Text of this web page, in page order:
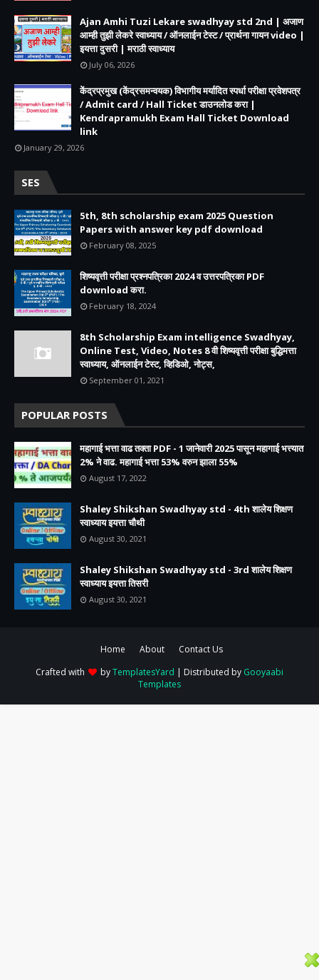
Ajan Amhi Tuzi Lekare swadhyay std 2nd | अजाण
आम्ही तुझी लेकरे स्वाध्याय / ऑनलाईन टेस्ट / प्रार्थना गायन video |
इयत्ता दुसरी | मराठी स्वाध्याय
July 06, 2026
केंद्रप्रमुख (केंद्रसमन्वयक) विभागीय मर्यादित स्पर्धा परीक्षा प्रवेशपत्र
/ Admit card / Hall Ticket डाउनलोड करा |
Kendrapramukh Exam Hall Ticket Download
link
January 29, 2026
SES
5th, 8th scholarship exam 2025 Question
Papers with answer key pdf download
February 08, 2025
शिष्यवृत्ती परीक्षा प्रश्नपत्रिका 2024 व उत्तरपत्रिका PDF
download करा.
February 18, 2024
8th Scholarship Exam intelligence Swadhyay,
Online Test, Video, Notes 8 वी शिष्यवृत्ती परीक्षा बुद्धिमत्ता
स्वाध्याय, ऑनलाईन टेस्ट, व्हिडिओ, नोट्स,
September 01, 2021
POPULAR POSTS
महागाई भत्ता वाढ तक्ता PDF - 1 जानेवारी 2025 पासून महागाई भत्त्यात
2% ने वाढ. महागाई भत्ता 53% वरुन झाला 55%
August 17, 2022
Shaley Shikshan Swadhyay std - 4th शालेय शिक्षण
स्वाध्याय इयत्ता चौथी
August 30, 2021
Shaley Shikshan Swadhyay std - 3rd शालेय शिक्षण
स्वाध्याय इयत्ता तिसरी
August 30, 2021
Home About
Contact Us
Crafted with
byTemplatesYard | Distributed by Gooyaabi
Templates